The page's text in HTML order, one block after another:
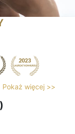
Pokaż więcej >>